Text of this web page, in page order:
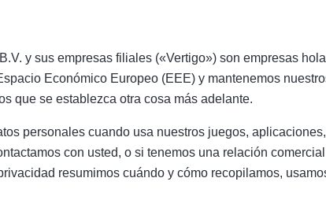
y sus empresas filiales («Vertigo») son empresas
Económico Europeo (EEE) y mantenemos
que se establezca otra cosa más adelante.
personales cuando usa nuestros juegos,
con usted, o si tenemos una relación
resumimos cuándo y cómo recopilamos,